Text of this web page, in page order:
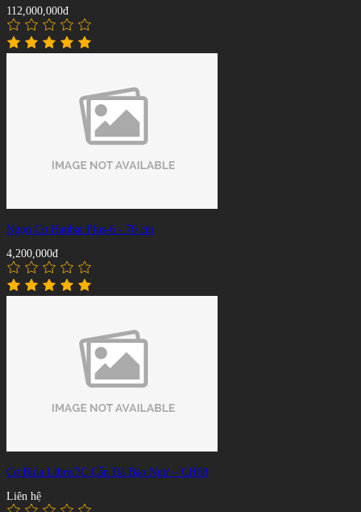
112,000,000đ
Ngọn Cơ Hanbat Plus-6 - 70 cm
4,200,000đ
Cơ Bida Libre/3C Cẩn Đá Bào Ngư – CH68
Liên hệ